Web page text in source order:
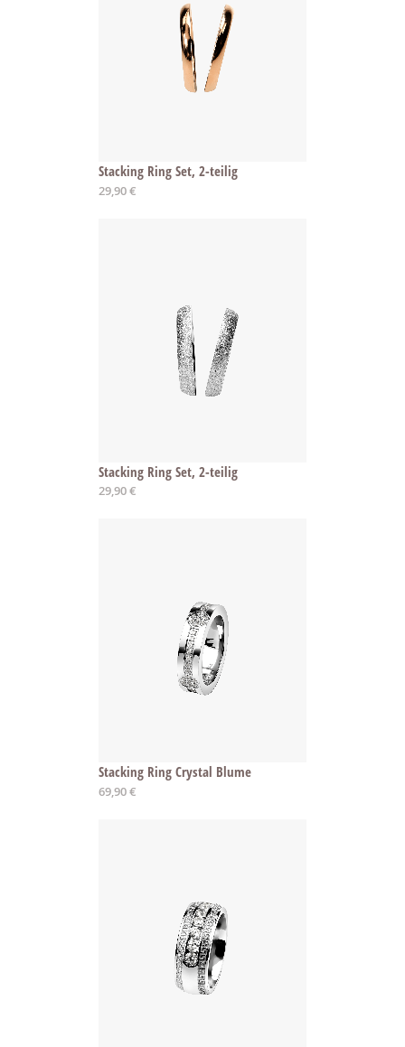
Stacking Ring Set, 2-teilig
29,90 €
Stacking Ring Set, 2-teilig
29,90 €
Stacking Ring Crystal Blume
69,90 €